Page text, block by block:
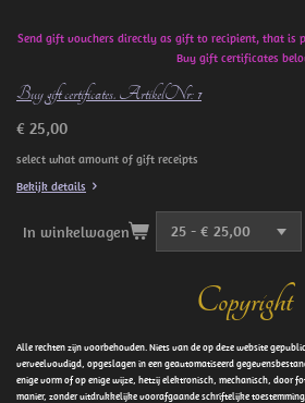
Send gift vouchers directly as gift to recipient, that is
Buy gift certificates
Buy gift certificates. ArtikelNr: 1
€ 25,00
select what amount of gift receipts
Bekijk details
In winkelwagen
Copyright
Alle rechten zijn voorbehouden. Niets van de op deze website
verveelvoudigd, opgeslagen in een geautomatiseerd
enige vorm of op enige wijze, hetzij elektronisch, mechanisch, door
manier, zonder uitdrukkelijke voorafgaande schriftelijke